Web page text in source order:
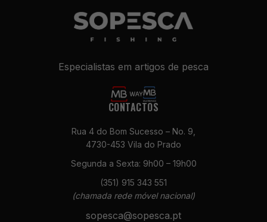
Especialistas em artigos de pesca
CONTACTOS
Rua 4 do Bom Sucesso – No. 9,
4730-453 Vila do Prado
Segunda a Sexta: 9h00 – 19h00
(351) 915 343 551
(chamada rede móvel nacional)
sopesca@sopesca.pt
Necessários
não são
opcionais. São
necessários
para o
funcionamento